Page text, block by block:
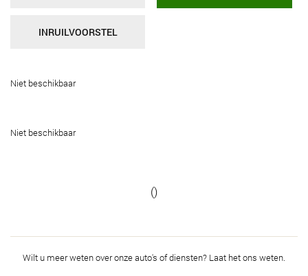
INRUILVOORSTEL
Niet beschikbaar
Niet beschikbaar
()
Wilt u meer weten over onze auto's of diensten? Laat het ons weten.